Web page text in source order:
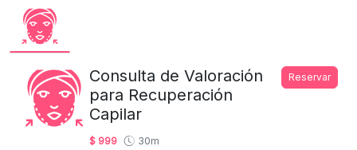
Reservar
Consulta de Valoración
para Recuperación
Capilar
$ 999
30m